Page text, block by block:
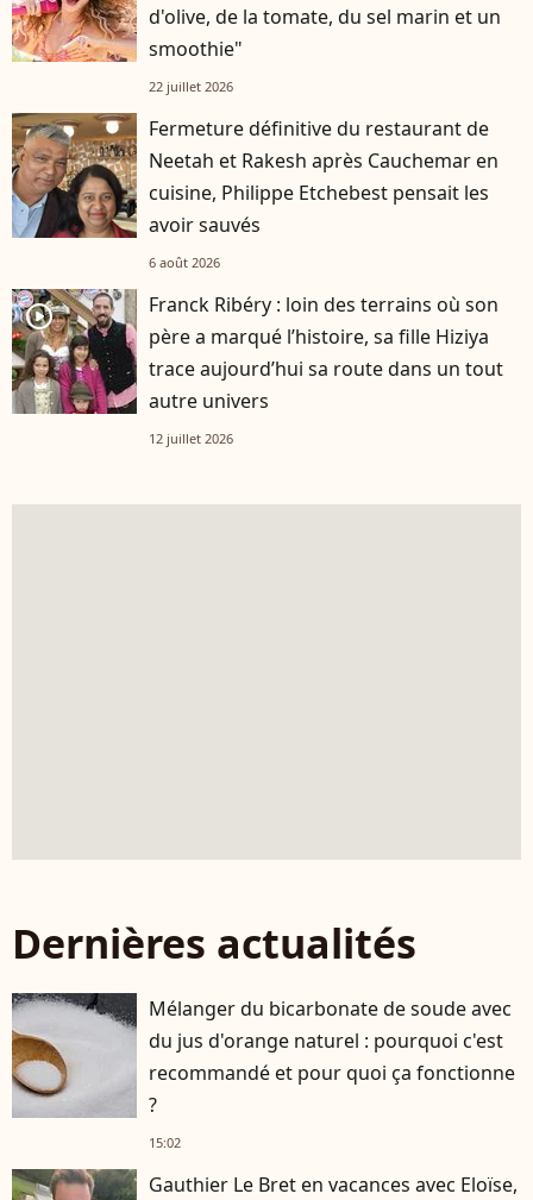
d'olive, de la tomate, du sel marin et un
smoothie"
22 juillet 2026
Fermeture définitive du restaurant de
Neetah et Rakesh après Cauchemar en
cuisine, Philippe Etchebest pensait les
avoir sauvés
6 août 2026
player2
Franck Ribéry : loin des terrains où son
père a marqué l’histoire, sa fille Hiziya
trace aujourd’hui sa route dans un tout
autre univers
12 juillet 2026
Dernières actualités
Mélanger du bicarbonate de soude avec
du jus d'orange naturel : pourquoi c'est
recommandé et pour quoi ça fonctionne
?
15:02
Gauthier Le Bret en vacances avec Eloïse,